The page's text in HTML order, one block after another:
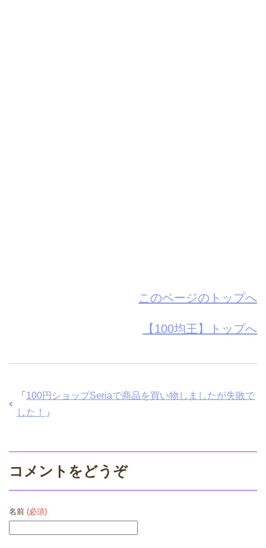
このページのトップへ
【100均王】トップへ
「 100円ショップSeriaで商品を買い物しましたが失敗で
した！
」
コメントをどうぞ
名前 (必須)